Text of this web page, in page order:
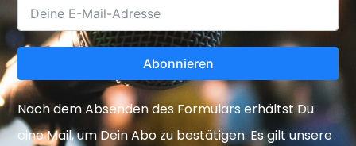
Abonnieren
Nach dem Absenden des Formulars erhältst Du
eine Mail, um Dein Abo zu bestätigen. Es gilt unsere